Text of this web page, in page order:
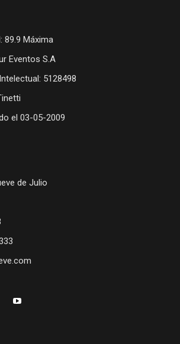
89.9 Máxima
Eventos S.A
5128498
el 03-05-2009
de Julio